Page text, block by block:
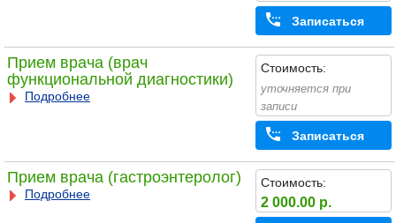
Записаться
Прием врача (врач
функциональной диагностики)
Подробнее
Стоимость:
уточняется при
записи
Записаться
Прием врача (гастроэнтеролог)
Подробнее
Стоимость:
2 000.00 р.